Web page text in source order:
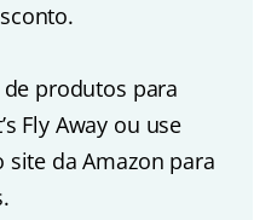
produtos para
Fly Away ou use
da Amazon para